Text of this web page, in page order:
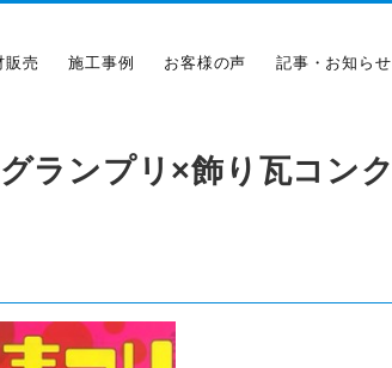
販売 施工事例 お客様の声 記事・お知らせ
ランプリ×飾り瓦コンク